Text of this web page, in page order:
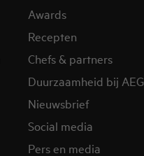
Awards
Recepten
Chefs & partners
Duurzaamheid bij AEG
Nieuwsbrief
Social media
Pers en media